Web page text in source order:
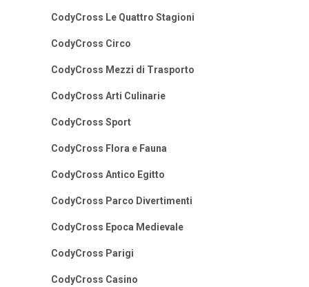
CodyCross Le Quattro Stagioni
CodyCross Circo
CodyCross Mezzi di Trasporto
CodyCross Arti Culinarie
CodyCross Sport
CodyCross Flora e Fauna
CodyCross Antico Egitto
CodyCross Parco Divertimenti
CodyCross Epoca Medievale
CodyCross Parigi
CodyCross Casino